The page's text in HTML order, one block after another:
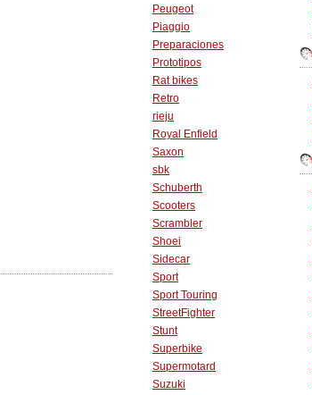
Peugeot
Piaggio
Preparaciones
Prototipos
Rat bikes
Retro
rieju
Royal Enfield
Saxon
sbk
Schuberth
Scooters
Scrambler
Shoei
Sidecar
Sport
Sport Touring
StreetFighter
Stunt
Superbike
Supermotard
Suzuki